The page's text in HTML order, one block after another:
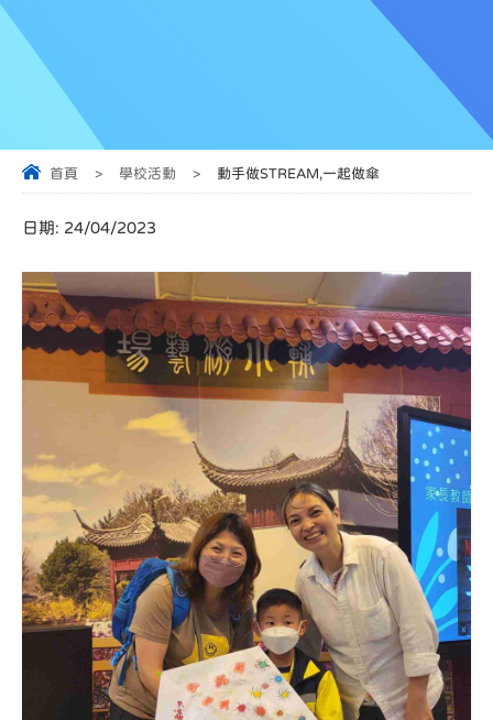
首頁 > 學校活動 > 動手做STREAM,一起做傘
日期: 24/04/2023